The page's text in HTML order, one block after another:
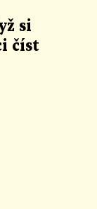
si
číst